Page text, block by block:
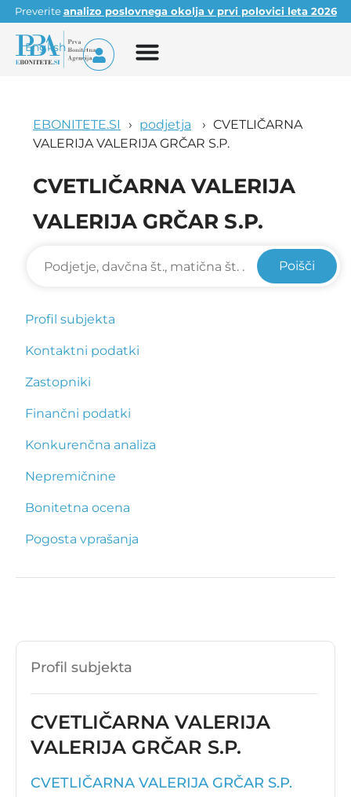
Preveriteanalizo poslovnega okolja v prvi polovici leta 2026
English
EBONITETE.SI podjetja
CVETLIČARNA
VALERIJA VALERIJA GRČAR S.P.
CVETLIČARNA VALERIJA
VALERIJA GRČAR S.P.
Poišči
Profil subjekta
Kontaktni podatki
Zastopniki
Finančni podatki
Konkurenčna analiza
Nepremičnine
Bonitetna ocena
Pogosta vprašanja
Profil subjekta
CVETLIČARNA VALERIJA
VALERIJA GRČAR S.P.
CVETLIČARNA VALERIJA GRČAR S.P.